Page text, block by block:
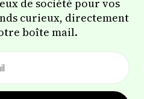
de société pour vos
curieux, directement
boîte mail.